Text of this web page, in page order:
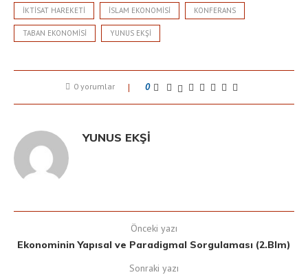
IKTISAT HAREKETI ISLAM EKONOMISI KONFERANS
TABAN EKONOMISI YUNUS EKŞI
0 yorumlar 0
YUNUS EKŞI
Önceki yazı
Ekonominin Yapısal ve Paradigmal Sorgulaması (2.Blm)
Sonraki yazı